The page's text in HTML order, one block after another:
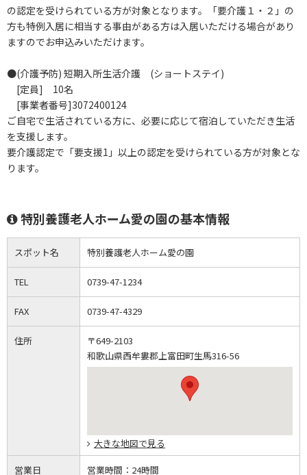
の認定を受けられている方が対象となります。「要介護１・２」の
方も特例入居に相当する事由がある方は入居いただける場合があり
ますのでお申込みいただけます。
●(介護予防) 短期入所生活介護 (ショートステイ)
[定員] 10名
[事業者番号]3072400124
ご自宅で生活されている方に、必要に応じて宿泊していただき生活
を支援します。
要介護認定で「要支援1」以上の認定を受けられている方が対象とな
ります。
特別養護老人ホーム愛の園の基本情報
スポット名 特別養護老人ホーム愛の園
TEL 0739-47-1234
FAX 0739-47-4329
住所
〒649-2103
和歌山県西牟婁郡上富田町生馬316-56
大きな地図で見る
営業日 営業時間： 24時間